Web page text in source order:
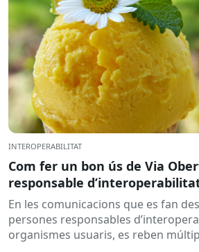
INTEROPERABILITAT
Com fer un bon ús de Via
responsable
En les comunicacions que es fan
persones responsables
organismes usuaris, es reben